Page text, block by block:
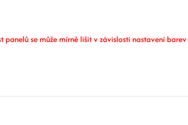
panelů se může mírně lišit v závislosti nastavení barev